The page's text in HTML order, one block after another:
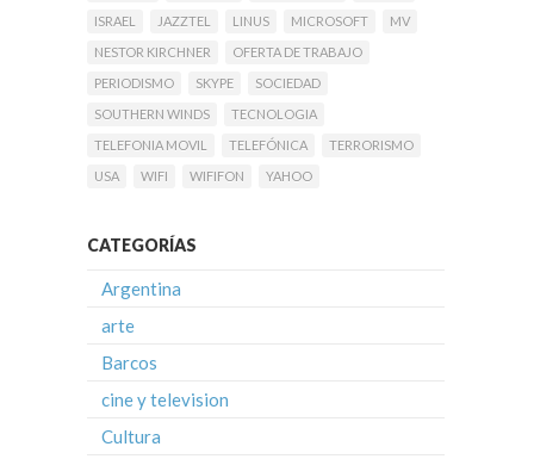
ISRAEL
JAZZTEL LINUS MICROSOFT
MV
NESTOR KIRCHNER
OFERTA DE TRABAJO
PERIODISMO
SKYPE
SOCIEDAD
SOUTHERN WINDS
TECNOLOGIA
TELEFONIA MOVIL
TELEFÓNICA
TERRORISMO
USA
WIFI WIFIFON YAHOO
CATEGORÍAS
Argentina
arte
Barcos
cine y television
Cultura